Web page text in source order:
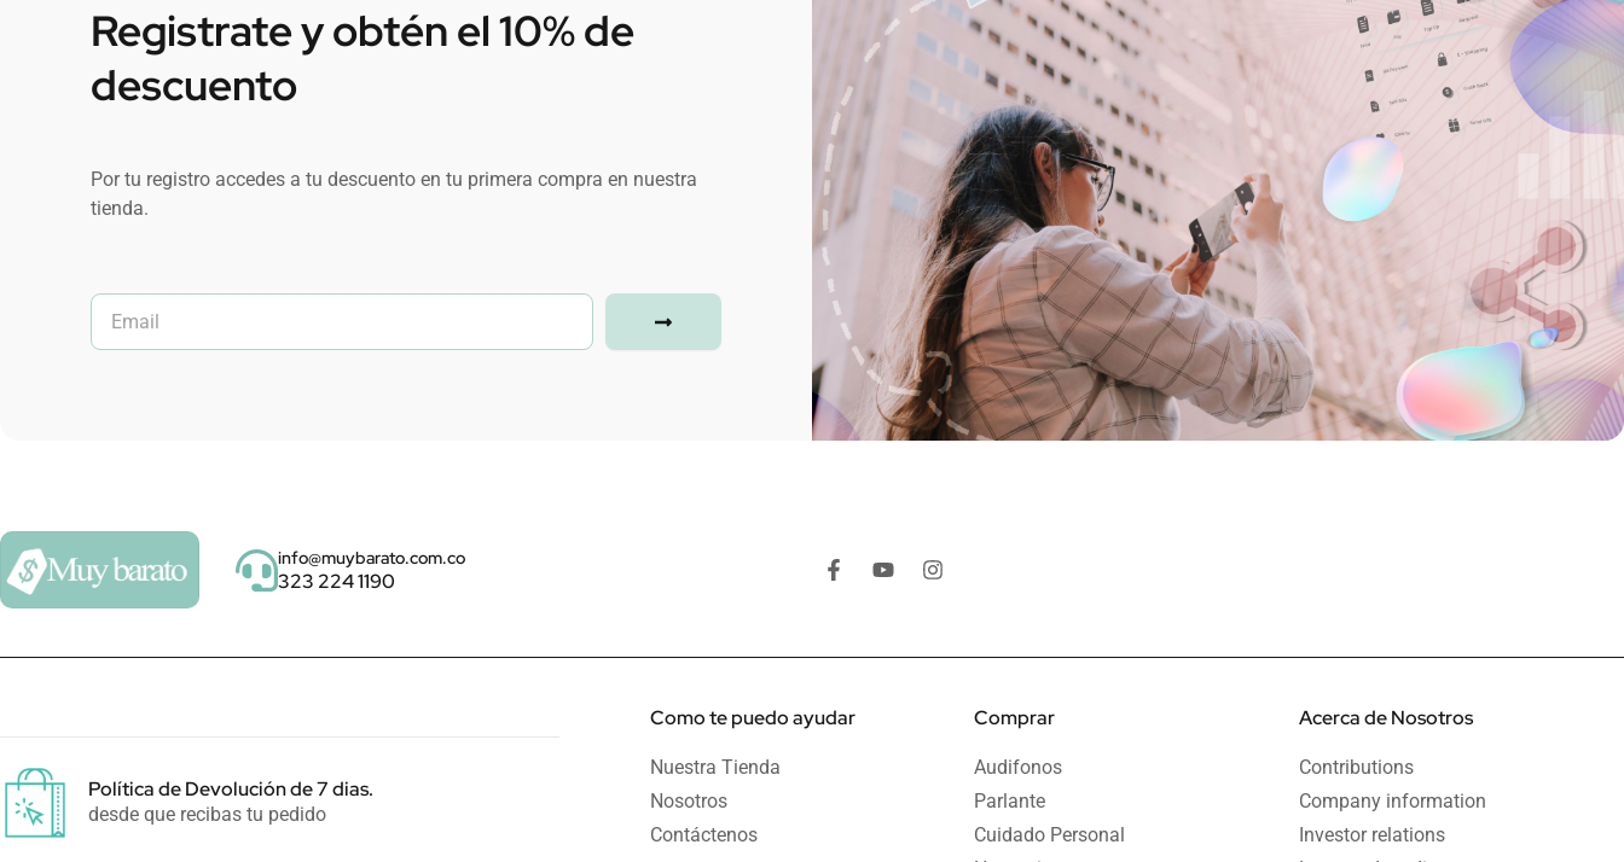
Registrate y obtén el 10% de
descuento
Por tu registro accedes a tu descuento en tu primera compra en nuestra
tienda.
Submit
info@muybarato.com.co
323 224 1190
F
a
o
k
-
Y
o
b
I
n
g
Política de Devolución de 7 dias.
desde que recibas tu pedido
Como te puedo ayudar
Nuestra Tienda
Nosotros
Contáctenos
Comprar
Audifonos
Parlante
Cuidado Personal
Acerca de Nosotros
Contributions
Company information
Investor relations